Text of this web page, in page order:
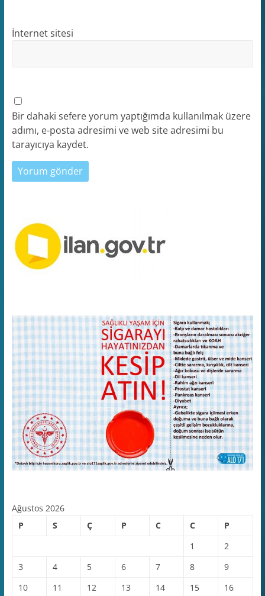
İnternet sitesi
Bir dahaki sefere yorum yaptığımda kullanılmak üzere
adımı, e-posta adresimi ve web site adresimi bu
tarayıcıya kaydet.
Ağustos 2026
P
S Ç P C C
P
1
2
3
4 5 6 7 8
9
10
11 12 13 14 15 16